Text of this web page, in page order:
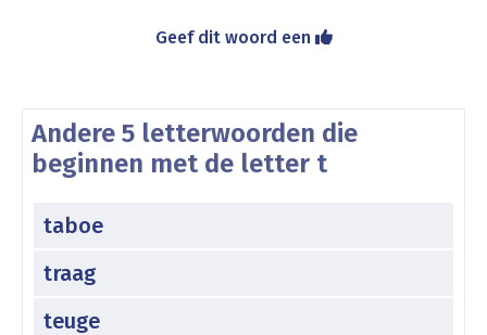
Geef dit woord een
Andere 5 letterwoorden die
beginnen met de letter t
taboe
traag
teuge